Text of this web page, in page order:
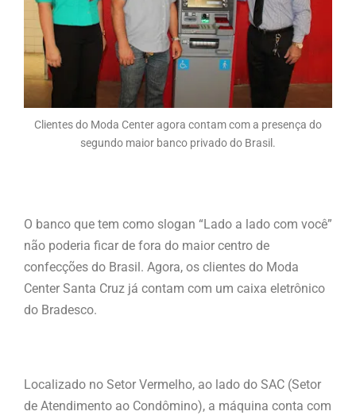
Clientes do Moda Center agora contam com a presença do
segundo maior banco privado do Brasil.
O banco que tem como slogan “Lado a lado com você”
não poderia ficar de fora do maior centro de
confecções do Brasil. Agora, os clientes do Moda
Center Santa Cruz já contam com um caixa eletrônico
do Bradesco.
Localizado no Setor Vermelho, ao lado do SAC (Setor
de Atendimento ao Condômino), a máquina conta com